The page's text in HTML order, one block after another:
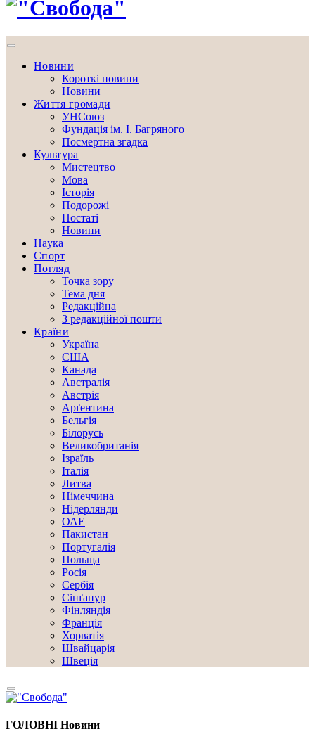
Новини
Короткі новини
Новини
Життя громади
УНСоюз
Фундація ім. І. Багряного
Посмертна згадка
Культура
Мистецтво
Мова
Історія
Подорожі
Постаті
Новини
Наука
Спорт
Погляд
Точка зору
Тема дня
Редакційна
З редакційної пошти
Країни
Україна
США
Канада
Австралія
Австрія
Арґентина
Бельгія
Білорусь
Великобританія
Ізраїль
Італія
Литва
Німеччина
Нідерлянди
ОАЕ
Пакистан
Португалія
Польща
Росія
Сербія
Сінґапур
Фінляндія
Франція
Хорватія
Швайцарія
Швеція
ГОЛОВНІ Новини